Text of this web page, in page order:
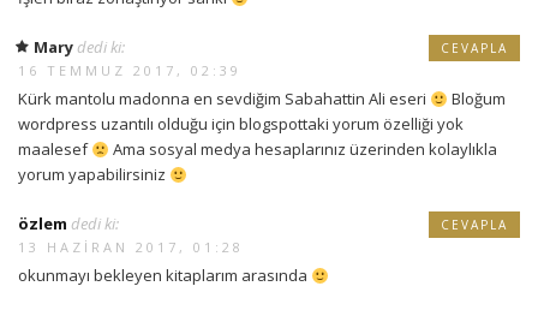
Mary dedi ki:
16 TEMMUZ 2017, 02:39
Kürk mantolu madonna en sevdiğim Sabahattin Ali eseri
Bloğum
wordpress uzantılı olduğu için blogspottaki yorum özelliği yok
maalesef
Ama sosyal medya hesaplarınız üzerinden kolaylıkla
yorum yapabilirsiniz
CEVAPLA
özlem dedi ki:
13 HAZIRAN 2017, 01:28
okunmayı bekleyen kitaplarım arasında
CEVAPLA